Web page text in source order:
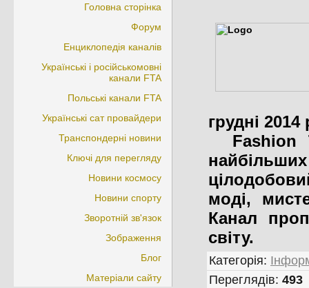
Головна сторінка
Форум
Енциклопедія каналів
Українські і російськомовні
канали FTA
Польські канали FTA
Українські сат провайдери
Транспондерні новини
Ключі для перегляду
Новини космосу
Новини спорту
Зворотній зв'язок
Зображення
Блог
Матеріали сайту
грудні 2014
Fashion
моді,
Канал
світу.
Категорія:
Переглядів: 493